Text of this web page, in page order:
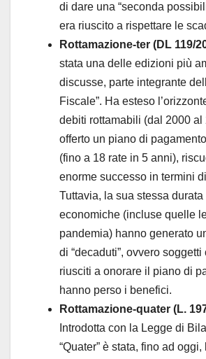
di dare una “seconda
era riuscito a rispettare le
Rottamazione-ter (DL 119/
stata una delle edizioni più
discusse, parte integrante
Fiscale”. Ha esteso
debiti rottamabili (dal 2000 al
offerto un piano di
(fino a 18 rate in 5 anni),
enorme successo in termini
Tuttavia, la sua stessa
economiche (incluse quelle
pandemia) hanno generato
di “decaduti”, ovvero
riusciti a onorare il piano di
hanno perso i benefici.
Rottamazione-quater (L.
Introdotta con la Legge di
“Quater” è stata, fino ad